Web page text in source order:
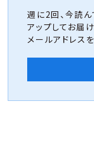
週に2回、今読
アップしてお届
メールアドレス